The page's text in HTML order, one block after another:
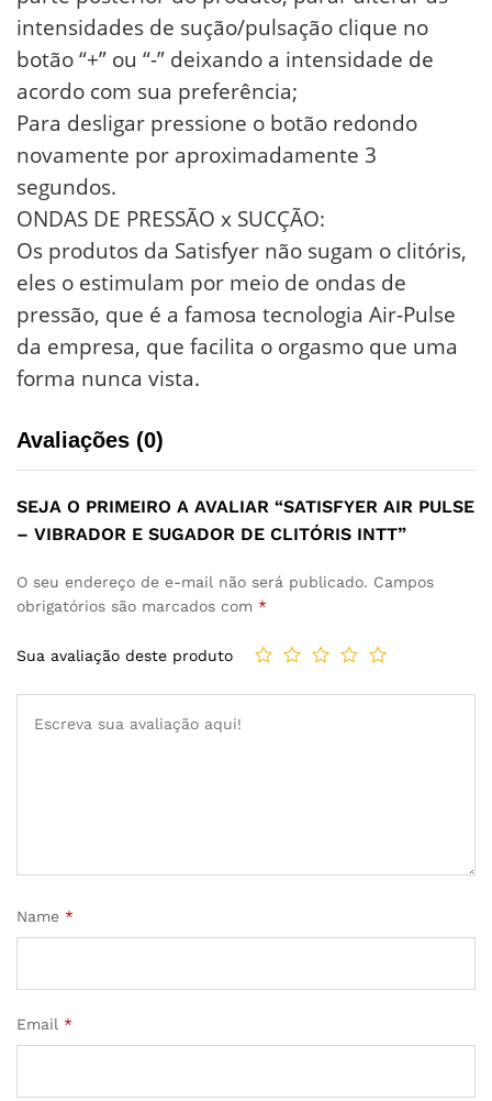
intensidades de sução/pulsação clique no
botão “+” ou “-” deixando a intensidade de
acordo com sua preferência;
Para desligar pressione o botão redondo
novamente por aproximadamente 3
segundos.
ONDAS DE PRESSÃO x SUCÇÃO:
Os produtos da Satisfyer não sugam o clitóris,
eles o estimulam por meio de ondas de
pressão, que é a famosa tecnologia Air-Pulse
da empresa, que facilita o orgasmo que uma
forma nunca vista.
Avaliações (0)
SEJA O PRIMEIRO A AVALIAR “SATISFYER AIR PULSE
– VIBRADOR E SUGADOR DE CLITÓRIS INTT”
O seu endereço de e-mail não será publicado. Campos
obrigatórios são marcados com *
Sua avaliação deste produto
Name *
Email *